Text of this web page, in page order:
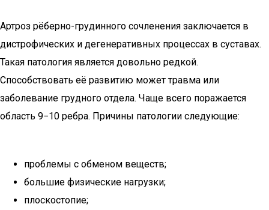
Артроз рёберно-грудинного сочленения заключается в
дистрофических и дегенеративных процессах в суставах.
Такая патология является довольно редкой.
Способствовать её развитию может травма или
заболевание грудного отдела. Чаще всего поражается
область 9−10 ребра. Причины патологии следующие:
проблемы с обменом веществ;
большие физические нагрузки;
плоскостопие;